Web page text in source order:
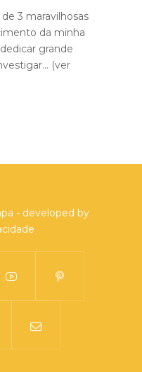
3 maravilhosas
da minha
grande
(ver
- developed by